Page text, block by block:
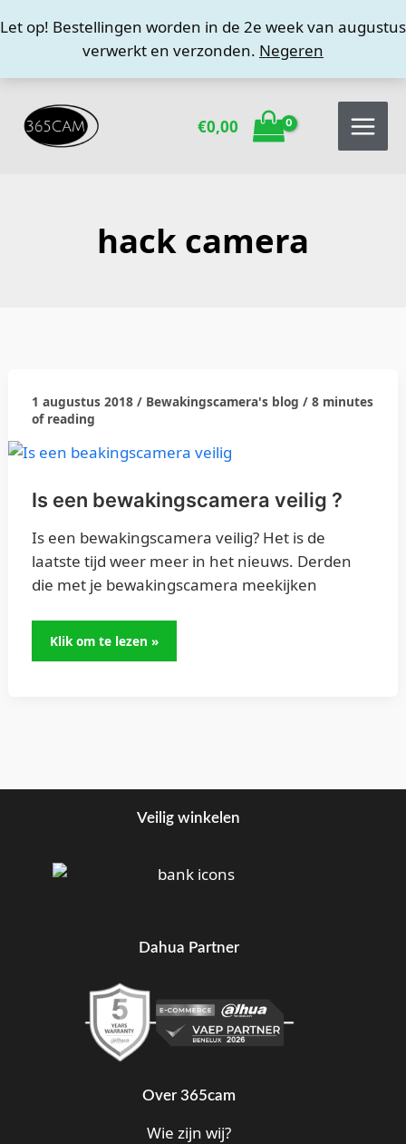
Let op! Bestellingen worden in de 2e week van augustus
verwerkt en verzonden. Negeren
naar
inhoud
€0,00
hack camera
1 augustus 2018 / Bewakingscamera's blog / 8 minutes
of reading
Is een bewakingscamera veilig ?
Is een bewakingscamera veilig? Het is de
laatste tijd weer meer in het nieuws. Derden
die met je bewakingscamera meekijken
Is
een
bewakingscamera
?
Klik om te lezen »
Veilig winkelen
Dahua Partner
Over 365cam
Wie zijn wij?